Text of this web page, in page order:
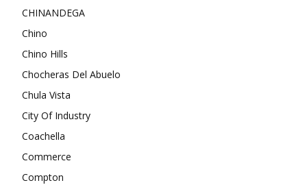
CHINANDEGA
Chino
Chino Hills
Chocheras Del Abuelo
Chula Vista
City Of Industry
Coachella
Commerce
Compton